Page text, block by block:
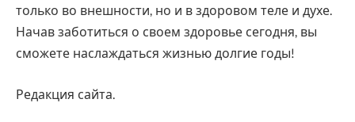
только во внешности, но и в здоровом теле и духе.
Начав заботиться о своем здоровье сегодня, вы
сможете наслаждаться жизнью долгие годы!
Редакция сайта.